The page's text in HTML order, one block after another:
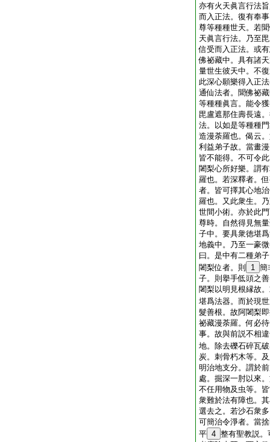
亦有火天眞言行法
而入正法。復有奉
尊等種種世天。若
天眞言行法。乃至
信受而入正法。或
佛祕藏中。具有諸
量世生彼天中。不
此深心願樂得入正
通仙法者。聞佛祕
等種種眞言。能令
毘盧遮那住壽長遠
法。以如是等種種
造漫荼羅也。偈云
利益弟子故。當畫
皆不能得。不可令
闍梨心所好樂。謂
羅也。若深釋者。
者。皆可擇其心地
羅也。又此衆生。
世間小術。亦於此
尊時。自然得見無
子中。要具衆徳堪
地義中。乃至一豪
曰。是中有二種弟
闍梨位者。則
1 簡
子。則擧手低頭之
闍梨以明見根縁故
堪爲法器。而於現
髮善根。故阿闍梨
祕藏漫荼羅。何必
事。故與前説不相
地。除去礫石碎瓦
炭。刺骨朽木等。
明治地支分。謂於
處。掘深一肘以來
不任用物及虫等。
衆難於法有障也。
選去之。若沙石衆
可簡治令淨者。當
平 4 整有聖教説。